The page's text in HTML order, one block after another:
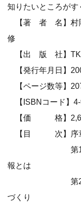
知りたいところがす
【著 者 名】村岡
修
【出 版 社】
【発行年月日】
【ページ数等】
【ISBNコード】
【価 格】
【目 次】序章
第1章 ガイ
報とは
第2章 ステ
づくり